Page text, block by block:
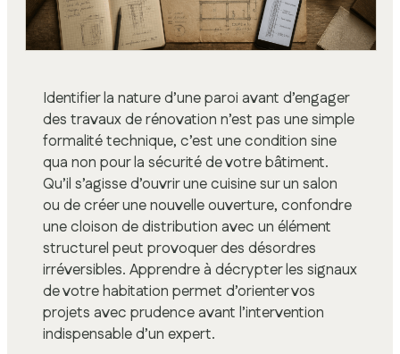
Identifier la nature d’une paroi avant d’engager
des travaux de rénovation n’est pas une simple
formalité technique, c’est une condition sine
qua non pour la sécurité de votre bâtiment.
Qu’il s’agisse d’ouvrir une cuisine sur un salon
ou de créer une nouvelle ouverture, confondre
une cloison de distribution avec un élément
structurel peut provoquer des désordres
irréversibles. Apprendre à décrypter les signaux
de votre habitation permet d’orienter vos
projets avec prudence avant l’intervention
indispensable d’un expert.